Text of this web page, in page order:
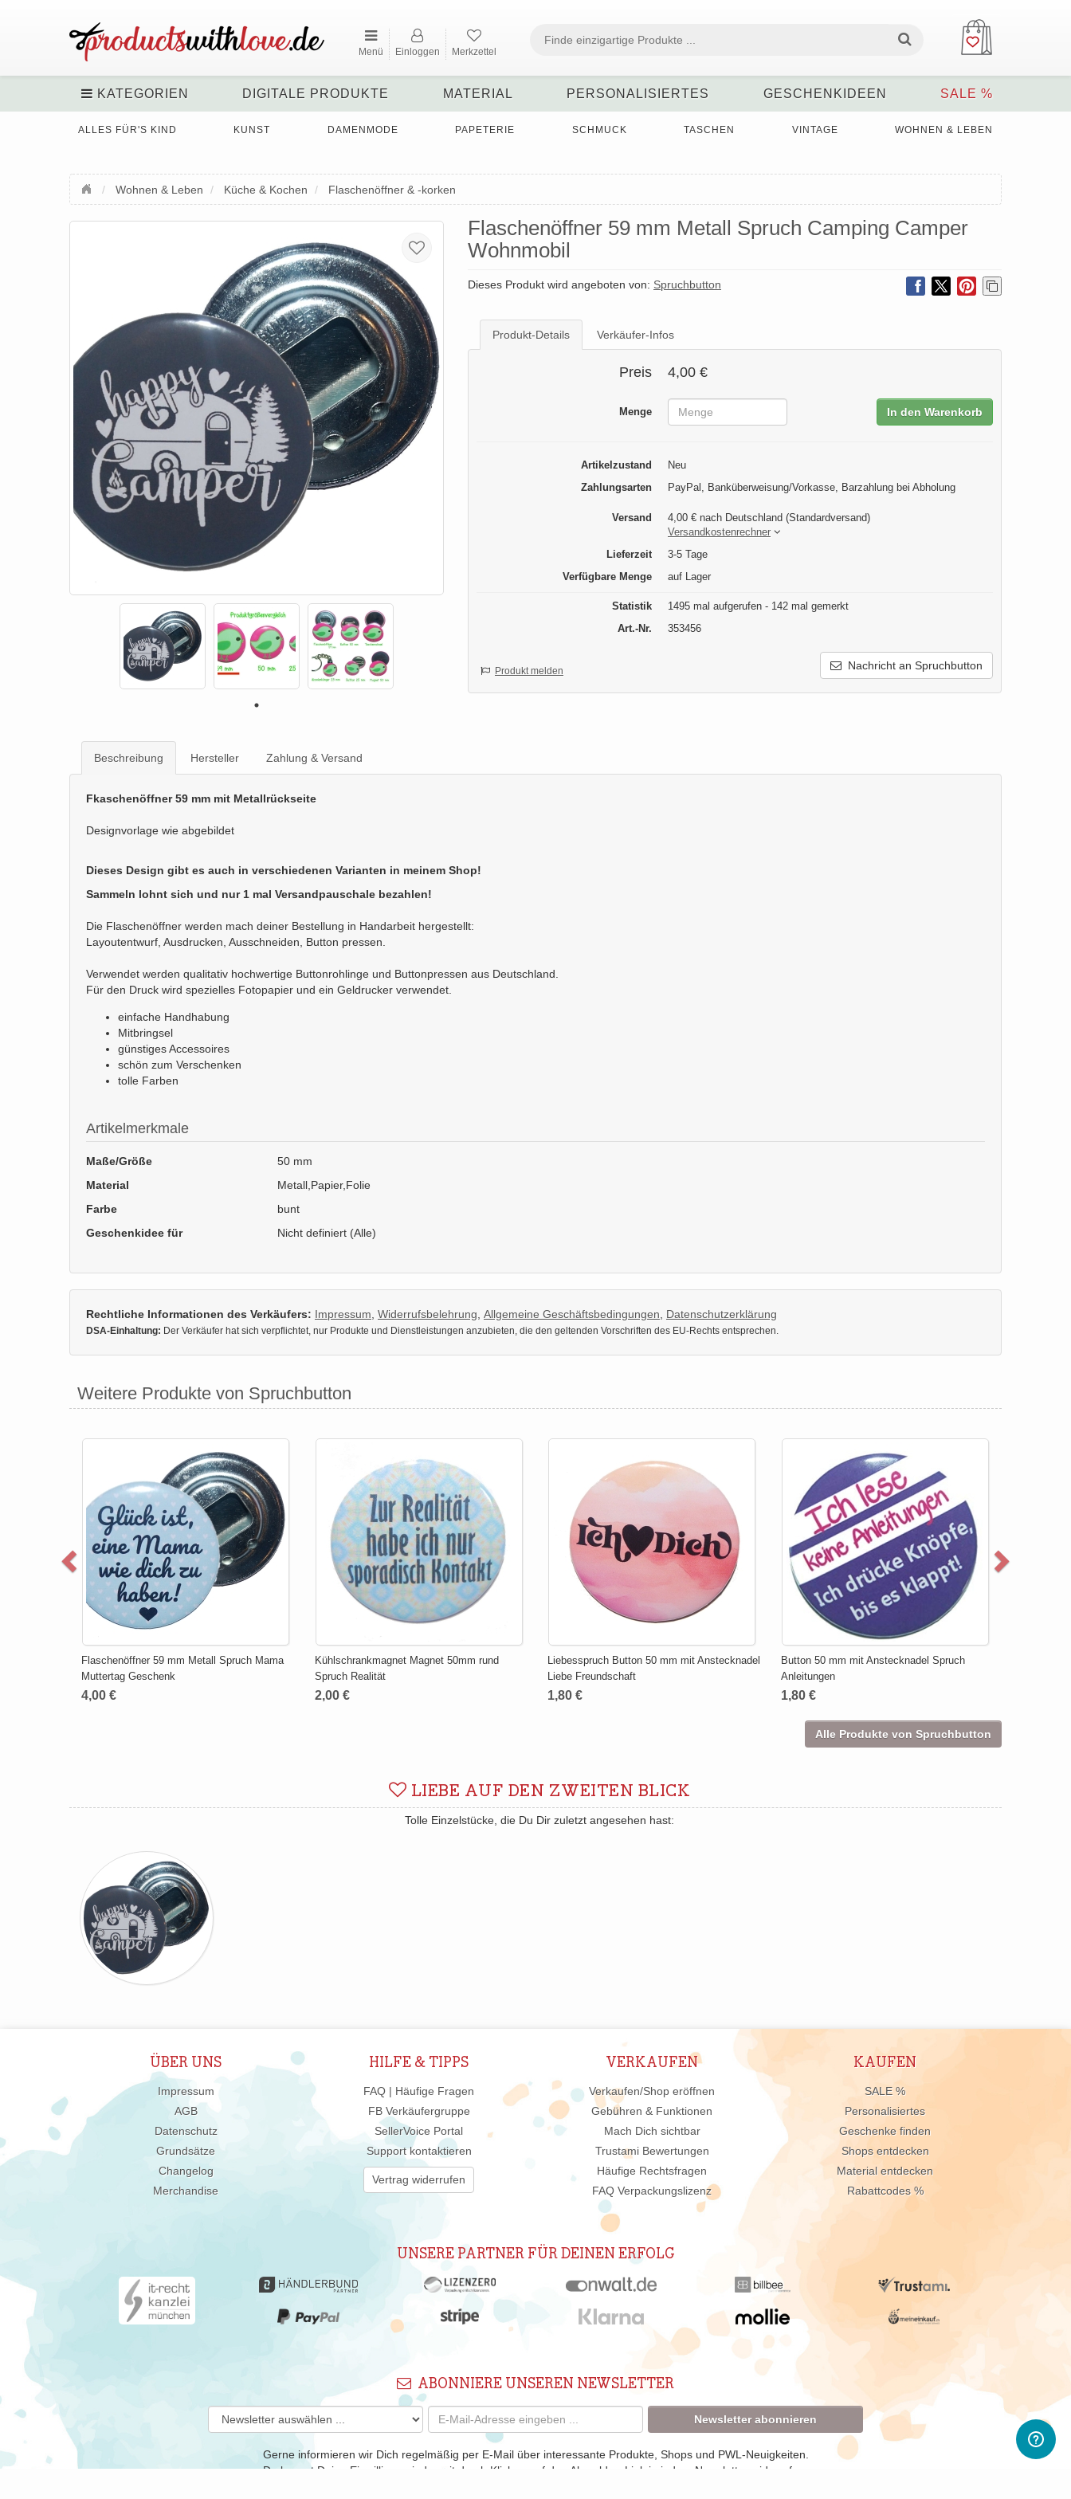
Menü Einloggen Merkzettel
KATEGORIEN DIGITALE PRODUKTE MATERIAL PERSONALISIERTES GESCHENKIDEEN SALE %
ALLES FÜR'S KIND KUNST DAMENMODE PAPETERIE SCHMUCK TASCHEN VINTAGE WOHNEN & LEBEN
Wohnen & Leben Küche & Kochen Flaschenöffner & -korken
Flaschenöffner 59 mm Metall Spruch Camping Camper
Wohnmobil
Dieses Produkt wird angeboten von: Spruchbutton
Produkt-Details Verkäufer-Infos
Preis 4,00 €
Menge In den Warenkorb
Artikelzustand
Neu
Zahlungsarten
PayPal, Banküberweisung/Vorkasse, Barzahlung bei Abholung
Versand
4,00 € nach Deutschland (Standardversand)
Versandkostenrechner
Lieferzeit
3-5 Tage
Verfügbare Menge
auf Lager
Statistik
1495 mal aufgerufen - 142 mal gemerkt
Art.-Nr.
353456
Nachricht an Spruchbutton
Produkt melden
Beschreibung Hersteller Zahlung & Versand
Fkaschenöffner 59 mm mit Metallrückseite
Designvorlage wie abgebildet
Dieses Design gibt es auch in verschiedenen Varianten in meinem Shop!
Sammeln lohnt sich und nur 1 mal Versandpauschale bezahlen!
Die Flaschenöffner werden mach deiner Bestellung in Handarbeit hergestellt:
Layoutentwurf, Ausdrucken, Ausschneiden, Button pressen.
Verwendet werden qualitativ hochwertige Buttonrohlinge und Buttonpressen aus Deutschland.
Für den Druck wird spezielles Fotopapier und ein Geldrucker verwendet.
einfache Handhabung
Mitbringsel
günstiges Accessoires
schön zum Verschenken
tolle Farben
Artikelmerkmale
Maße/Größe
50 mm
Material
Metall,Papier,Folie
Farbe
bunt
Geschenkidee für
Nicht definiert (Alle)
Rechtliche Informationen des Verkäufers: Impressum Widerrufsbelehrung Allgemeine Geschäftsbedingungen Datenschutzerklärung
DSA-Einhaltung: Der Verkäufer hat sich verpflichtet, nur Produkte und Dienstleistungen anzubieten, die den geltenden Vorschriften des EU-Rechts entsprechen.
Weitere Produkte von Spruchbutton
Flaschenöffner 59 mm Metall Spruch Mama
Muttertag Geschenk
4,00 €
Kühlschrankmagnet Magnet 50mm rund
Spruch Realität
2,00 €
Liebesspruch Button 50 mm mit Anstecknadel
Liebe Freundschaft
1,80 €
Button 50 mm mit Anstecknadel Spruch
Anleitungen
1,80 €
Alle Produkte von Spruchbutton
LIEBE AUF DEN ZWEITEN BLICK
Tolle Einzelstücke, die Du Dir zuletzt angesehen hast:
ÜBER UNS
Impressum
AGB
Datenschutz
Grundsätze
Changelog
Merchandise
HILFE & TIPPS
FAQ | Häufige Fragen
FB Verkäufergruppe
SellerVoice Portal
Support kontaktieren
Vertrag widerrufen
VERKAUFEN
Verkaufen/Shop eröffnen
Gebühren & Funktionen
Mach Dich sichtbar
Trustami Bewertungen
Häufige Rechtsfragen
FAQ Verpackungslizenz
KAUFEN
SALE %
Personalisiertes
Geschenke finden
Shops entdecken
Material entdecken
Rabattcodes %
UNSERE PARTNER FÜR DEINEN ERFOLG
ABONNIERE UNSEREN NEWSLETTER
Newsletter abonnieren
Gerne informieren wir Dich regelmäßig per E-Mail über interessante Produkte, Shops und PWL-Neuigkeiten.
Du kannst Deine Einwilligung jederzeit durch Klicken auf den Abmelden-Link in jedem Newsletter widerrufen.